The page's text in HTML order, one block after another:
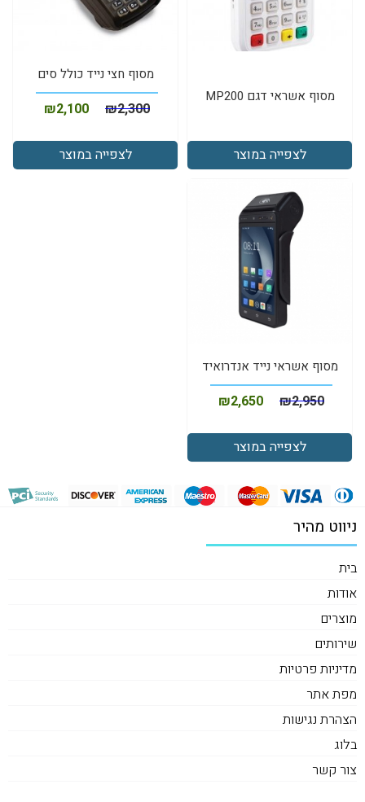
מסוף אשראי דגם MP200
לצפייה במוצר
מסוף חצי נייד כולל סים
₪2,300
₪2,100
לצפייה במוצר
מסוף אשראי נייד אנדרואיד
₪2,950
₪2,650
לצפייה במוצר
ניווט מהיר
בית
אודות
מוצרים
שירותים
מדיניות פרטיות
מפת אתר
הצהרת נגישות
בלוג
צור קשר